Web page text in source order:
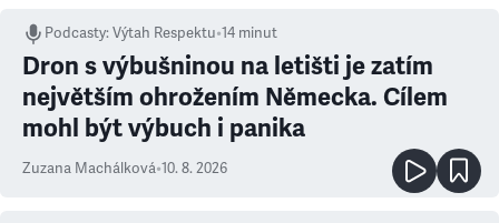
Podcasty:Výtah Respektu•14 minut
Dron s výbušninou na letišti je zatím
největším ohrožením Německa. Cílem
mohl být výbuch i panika
Zuzana Machálková•10. 8. 2026